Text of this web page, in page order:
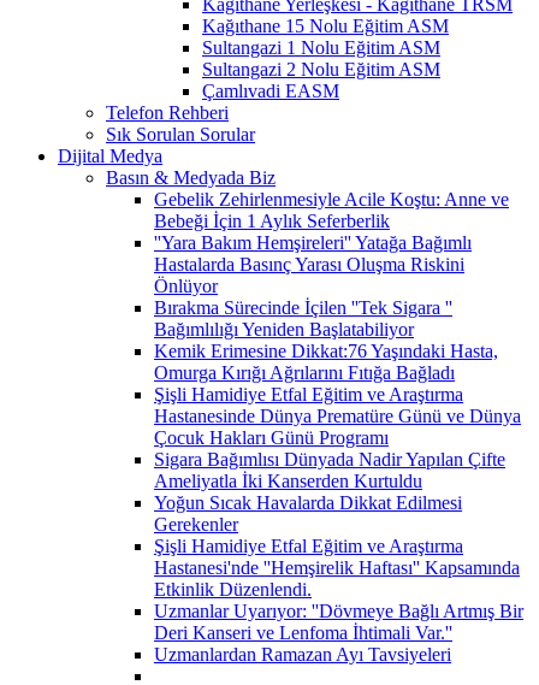
Kağıthane 15 Nolu Eğitim ASM
Sultangazi 1 Nolu Eğitim ASM
Sultangazi 2 Nolu Eğitim ASM
Çamlıvadi EASM
Telefon Rehberi
Sık Sorulan Sorular
Dijital Medya
Basın & Medyada Biz
Gebelik Zehirlenmesiyle Acile Koştu: Anne ve
Bebeği İçin 1 Aylık Seferberlik
''Yara Bakım Hemşireleri'' Yatağa Bağımlı
Hastalarda Basınç Yarası Oluşma Riskini
Önlüyor
Bırakma Sürecinde İçilen ''Tek Sigara ''
Bağımlılığı Yeniden Başlatabiliyor
Kemik Erimesine Dikkat:76 Yaşındaki Hasta,
Omurga Kırığı Ağrılarını Fıtığa Bağladı
Şişli Hamidiye Etfal Eğitim ve Araştırma
Hastanesinde Dünya Prematüre Günü ve Dünya
Çocuk Hakları Günü Programı
Sigara Bağımlısı Dünyada Nadir Yapılan Çifte
Ameliyatla İki Kanserden Kurtuldu
Yoğun Sıcak Havalarda Dikkat Edilmesi
Gerekenler
Şişli Hamidiye Etfal Eğitim ve Araştırma
Hastanesi'nde ''Hemşirelik Haftası'' Kapsamında
Etkinlik Düzenlendi.
Uzmanlar Uyarıyor: ''Dövmeye Bağlı Artmış Bir
Deri Kanseri ve Lenfoma İhtimali Var.''
Uzmanlardan Ramazan Ayı Tavsiyeleri